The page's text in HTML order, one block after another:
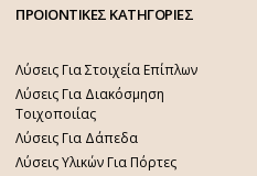
ΠΡΟΙΟΝΤΙΚΕΣ ΚΑΤΗΓΟΡΙΕΣ
Λύσεις Για Στοιχεία Επίπλων
Λύσεις Για Διακόσμηση
Τοιχοποιίας
Λύσεις Για Δάπεδα
Λύσεις Υλικών Για Πόρτες